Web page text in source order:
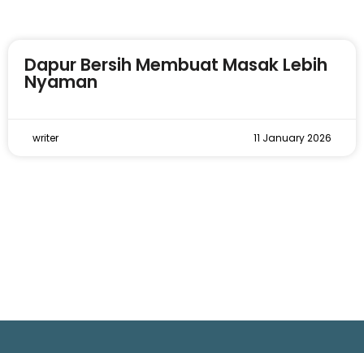
Dapur Bersih Membuat Masak Lebih
Nyaman
writer 11 January 2026